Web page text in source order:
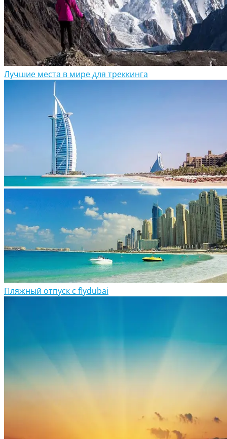
Лучшие места в мире для треккинга
Пляжный отпуск с flydubai